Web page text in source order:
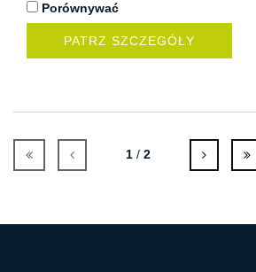
Porównywać
PATRZ SZCZEGÓŁY
1 / 2